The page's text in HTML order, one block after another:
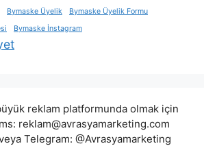
Bymaske Üyelik
Bymaske Üyelik Formu
Bymaske İnstagram
reklam platformunda olmak için
reklam@avrasyamarketing.com
Telegram: @Avrasyamarketing